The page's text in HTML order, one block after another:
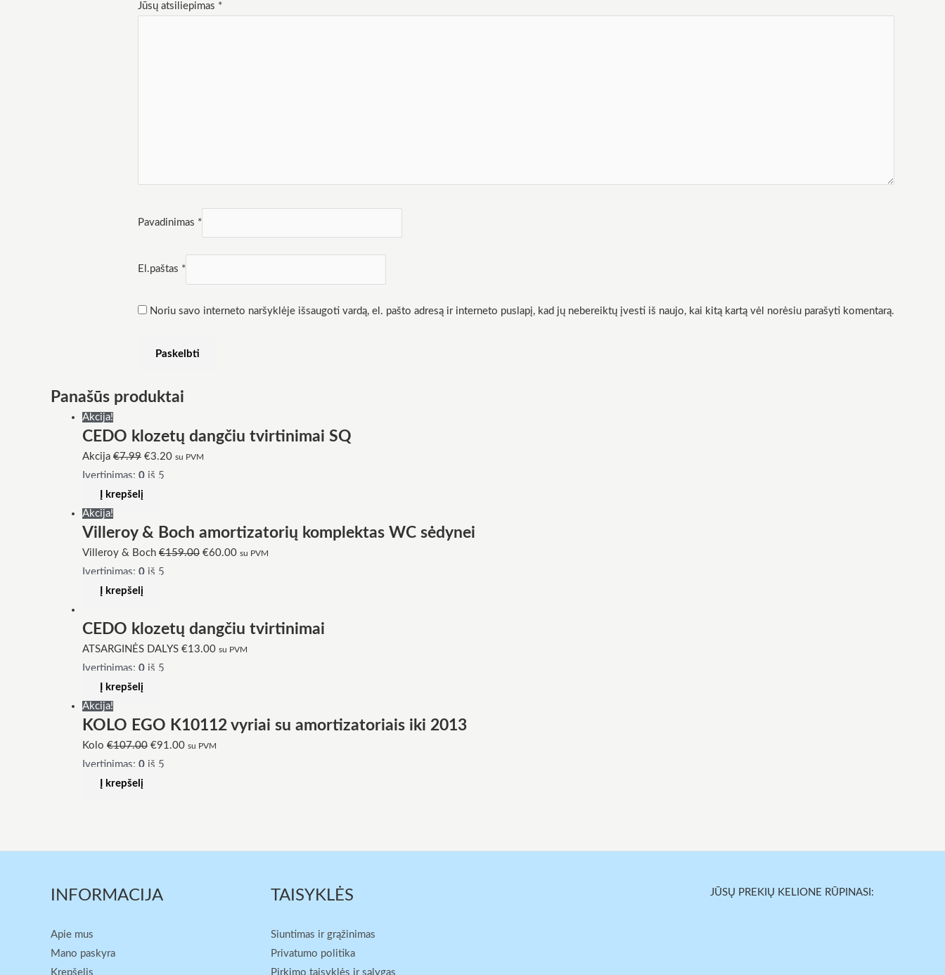
Jūsų atsiliepimas *
Pavadinimas *
El.paštas *
Noriu savo interneto naršyklėje išsaugoti vardą, el. pašto adresą ir interneto puslapį, kad jų nebereiktų įvesti iš naujo, kai kitą kartą vėl norėsiu parašyti komentarą.
Panašūs produktai
Akcija!
CEDO klozetų dangčiu tvirtinimai SQ
Akcija €7.99 €3.20 su PVM
Įvertinimas: 0 iš 5
Į krepšelį
Akcija!
Villeroy & Boch amortizatorių komplektas WC sėdynei
Villeroy & Boch €159.00 €60.00 su PVM
Įvertinimas: 0 iš 5
Į krepšelį
CEDO klozetų dangčiu tvirtinimai
ATSARGINĖS DALYS €13.00 su PVM
Įvertinimas: 0 iš 5
Į krepšelį
Akcija!
KOLO EGO K10112 vyriai su amortizatoriais iki 2013
Kolo €107.00 €91.00 su PVM
Įvertinimas: 0 iš 5
Į krepšelį
INFORMACIJA
Apie mus
Mano paskyra
Krepšelis
TAISYKLĖS
Siuntimas ir grąžinimas
Privatumo politika
Pirkimo taisyklės ir sąlygas
JŪSŲ PREKIŲ KELIONE RŪPINASI: